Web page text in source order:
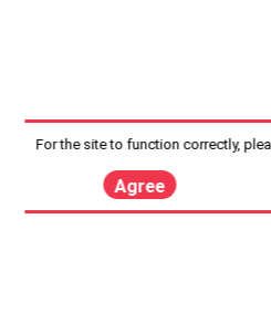
For the site to function correctly,
Agree